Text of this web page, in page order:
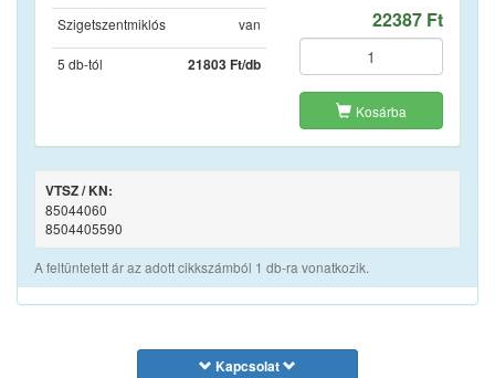
Szigetszentmiklós
van
5 db-tól 21803 Ft/db
22387 Ft
Kosárba
VTSZ / KN:
85044060
8504405590
A feltüntetett ár az adott cikkszámból 1 db-ra vonatkozik.
Kapcsolat